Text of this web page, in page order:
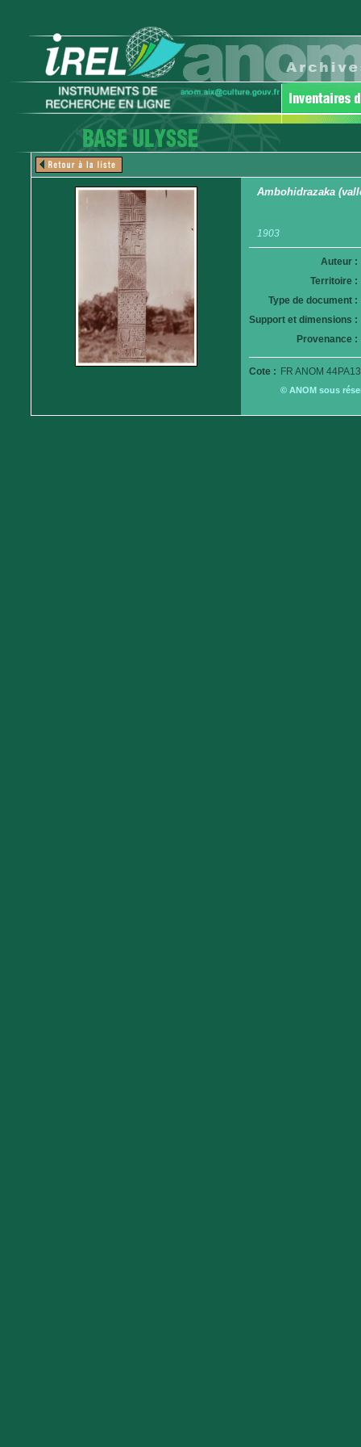
Ambohidrazaka
1903
Auteur :
Territoire :
Type de document :
Support et dimensions :
Provenance :
Cote : FR ANOM
© ANOM sous